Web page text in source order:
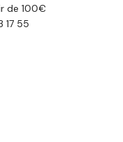
de 100€
17 55